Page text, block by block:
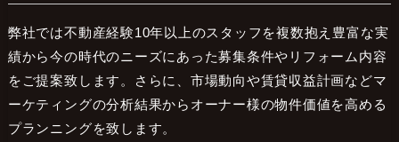
弊社では不動産経験10年以上のスタッフを複数抱え豊富な実
績から今の時代のニーズにあった募集条件やリフォーム内容
をご提案致します。さらに、市場動向や賃貸収益計画などマ
ーケティングの分析結果からオーナー様の物件価値を高める
プランニングを致します。